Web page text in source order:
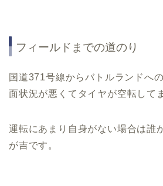
フィールドまでの道のり
国道371号線からバトルランドへ
面状況が悪くてタイヤが空転して
運転にあまり自身がない場合は誰
が吉です。